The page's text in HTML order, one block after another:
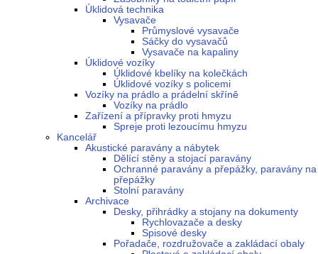
Úklidová technika
Vysavače
Průmyslové vysavače
Sáčky do vysavačů
Vysavače na kapaliny
Úklidové vozíky
Úklidové kbelíky na kolečkách
Úklidové vozíky s policemi
Vozíky na prádlo a prádelní skříně
Vozíky na prádlo
Zařízení a přípravky proti hmyzu
Spreje proti lezoucímu hmyzu
Kancelář
Akustické paravány a nábytek
Dělící stěny a stojací paravány
Ochranné paravány a přepážky, paravány na
přepážky
Stolní paravány
Archivace
Desky, přihrádky a stojany na dokumenty
Rychlovazače a desky
Spisové desky
Pořadače, rozdružovače a zakládací obaly